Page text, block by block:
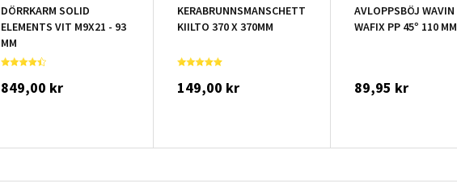
DÖRRKARM SOLID
ELEMENTS VIT M9X21 - 93
MM
849,00 kr
KERABRUNNSMANSCHETT
KIILTO 370 X 370MM
149,00 kr
AVLOPPSBÖJ WAVIN
WAFIX PP 45° 110 MM
89,95 kr